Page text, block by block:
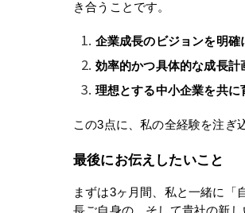
き合うことです。
企業成長のビジョンを明確
効率的かつ具体的な成長計
理想とする中小企業を共に
この3点に、私の全経験を注ぎ
最後にお伝えしたいこと
まずは3ヶ月間、私と一緒に「